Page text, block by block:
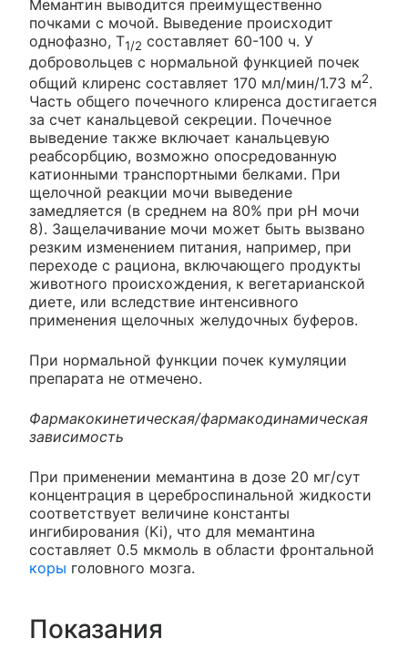
Мемантин выводится преимущественно
почками с мочой. Выведение происходит
однофазно, Т1/2 составляет 60-100 ч. У
добровольцев с нормальной функцией почек
общий клиренс составляет 170 мл/мин/1.73 м2.
Часть общего почечного клиренса достигается
за счет канальцевой секреции. Почечное
выведение также включает канальцевую
реабсорбцию, возможно опосредованную
катионными транспортными белками. При
щелочной реакции мочи выведение
замедляется (в среднем на 80% при рН мочи
8). Защелачивание мочи может быть вызвано
резким изменением питания, например, при
переходе с рациона, включающего продукты
животного происхождения, к вегетарианской
диете, или вследствие интенсивного
применения щелочных желудочных буферов.
При нормальной функции почек кумуляции
препарата не отмечено.
Фармакокинетическая/фармакодинамическая
зависимость
При применении мемантина в дозе 20 мг/сут
концентрация в цереброспинальной жидкости
соответствует величине константы
ингибирования (Ki), что для мемантина
составляет 0.5 мкмоль в области фронтальной
коры головного мозга.
Показания